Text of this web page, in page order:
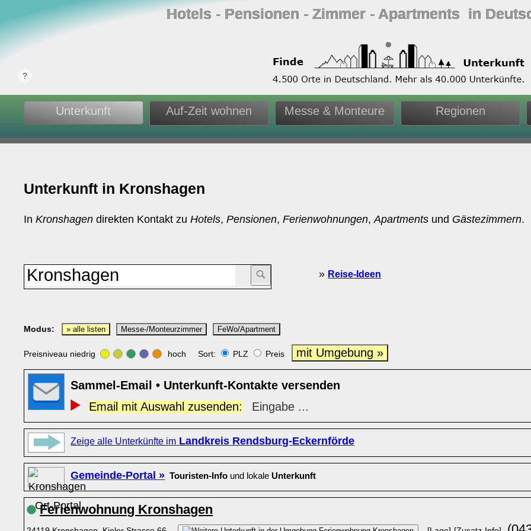
Hotels ‐ Pensionen ‐ Zimmer ‐ Apartments in
Unterkunft Auf-Zeit wohnen Messe & Monteure Regionen
Unterkunft in Kronshagen
InKronshagen direkten Kontakt zuHotels,Pensionen,Ferienwohnungen,Apartments und Gästezimmern.
» Reise-Ideen
Modus: » alle listen Messe-/Monteurzimmer FeWo/Apartment
Preisniveau niedrig hoch Sort: PLZ Preis mit Umgebung »
Sammel-Email • Unterkunft-Kontakte versenden
Email mit Auswahl zusenden:
Eingabe ...
Zeige alle Unterkünfte im Landkreis Rendsburg-Eckernförde
Gemeinde-Portal » Touristen-Info und lokale Unterkunft
Ferienwohnung Kronshagen